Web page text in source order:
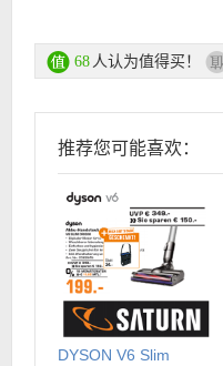
68 人认为值得买！
推荐您可能喜欢：
DYSON V6 Slim